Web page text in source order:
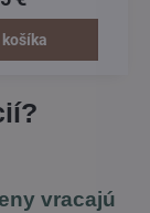
pôvodu.
Lawsonia
sa o prírodné
košíka
vracajú